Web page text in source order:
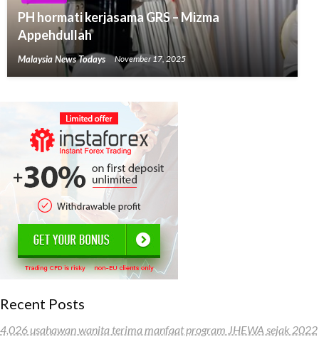
PH hormati kerjasama GRS – Mizma
Appehdullah
Malaysia News Todays November 17, 2025
Recent Posts
4,026 usahawan wanita terima manfaat program JHEWA sejak 2022